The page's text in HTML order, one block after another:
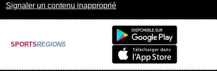
Signaler un contenu inapproprié
SPORTSREGIONS